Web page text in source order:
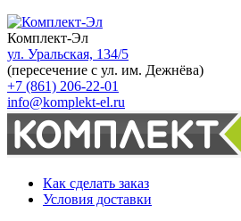
Комплект-Эл
ул. Уральская, 134/5
(пересечение с ул. им. Дежнёва)
+7 (861) 206-22-01
info@komplekt-el.ru
Как сделать заказ
Условия доставки